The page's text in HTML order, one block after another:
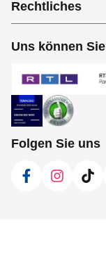
Rechtliches
Uns können
Folgen Sie uns